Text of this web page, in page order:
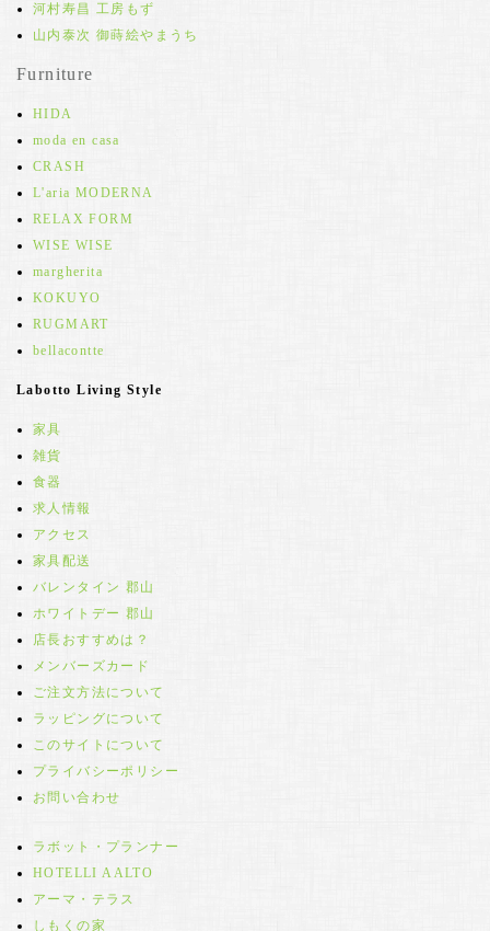
河村寿昌 工房もず
山内泰次 御蒔絵やまうち
Furniture
HIDA
moda en casa
CRASH
L'aria MODERNA
RELAX FORM
WISE WISE
margherita
KOKUYO
RUGMART
bellacontte
Labotto Living Style
家具
雑貨
食器
求人情報
アクセス
家具配送
バレンタイン 郡山
ホワイトデー 郡山
店長おすすめは？
メンバーズカード
ご注文方法について
ラッピングについて
このサイトについて
プライバシーポリシー
お問い合わせ
ラボット・プランナー
HOTELLI AALTO
アーマ・テラス
しもくの家